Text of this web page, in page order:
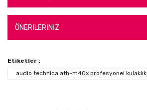
ÖNERİLERİNİZ
Etiketler :
audio technica ath-m40x profesyonel kulaklık